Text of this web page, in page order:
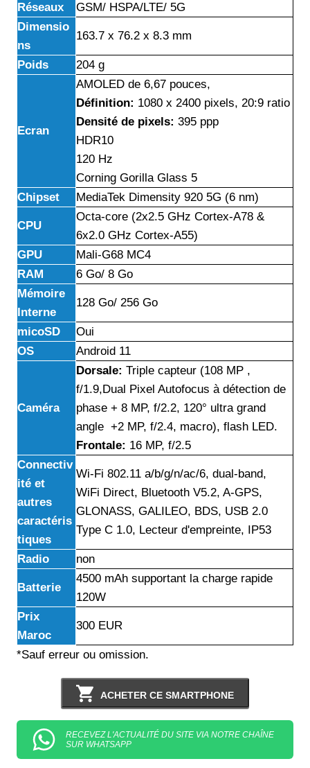
Réseaux
GSM/ HSPA/LTE/ 5G
Dimensio
ns
163.7 x 76.2 x 8.3 mm
Poids 204 g
Ecran
AMOLED de 6,67 pouces,
Définition: 1080 x 2400 pixels, 20:9 ratio
Densité de pixels: 395 ppp
HDR10
120 Hz
Corning Gorilla Glass 5
Chipset
MediaTek Dimensity 920 5G (6 nm)
CPU
Octa-core (2x2.5 GHz Cortex-A78 &
6x2.0 GHz Cortex-A55)
GPU
Mali-G68 MC4
RAM
6 Go/ 8 Go
Mémoire
Interne
128 Go/ 256 Go
micoSD
Oui
OS
Android 11
Caméra
Dorsale: Triple capteur (108 MP ,
f/1.9,Dual Pixel Autofocus à détection de
phase + 8 MP, f/2.2, 120° ultra grand
angle +2 MP, f/2.4, macro), flash LED.
Frontale: 16 MP, f/2.5
Connectiv
ité et
autres
caractéris
tiques
Wi-Fi 802.11 a/b/g/n/ac/6, dual-band,
WiFi Direct, Bluetooth V5.2, A-GPS,
GLONASS, GALILEO, BDS, USB 2.0
Type C 1.0, Lecteur d'empreinte, IP53
Radio non
Batterie
4500 mAh supportant la charge rapide
120W
Prix
Maroc
300 EUR
*Sauf erreur ou omission.
ACHETER CE SMARTPHONE
RECEVEZ L'ACTUALITÉ DU SITE VIA NOTRE CHAÎNE
SUR WHATSAPP